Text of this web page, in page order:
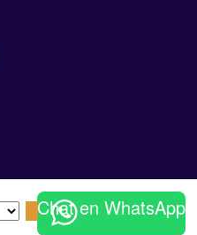
Chat en WhatsApp